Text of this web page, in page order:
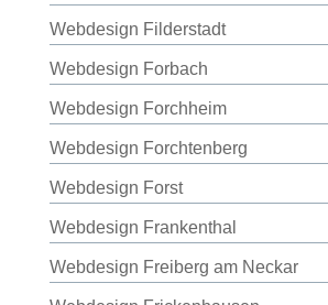
Webdesign Filderstadt
Webdesign Forbach
Webdesign Forchheim
Webdesign Forchtenberg
Webdesign Forst
Webdesign Frankenthal
Webdesign Freiberg am Neckar